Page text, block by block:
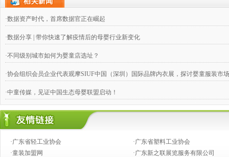
·数据资产时代，首席数据官正在崛起
·数据分享 | 带你快速了解疫情后的母婴行业新变化
·不同级别城市如何为婴童店选址？
·协会组织会员企业代表观摩SIUF中国（深圳）国际品牌内衣展，探讨婴童服装市
·中童传媒，见证中国生态母婴联盟启动！
·奶粉钱不好赚，跨国合伙兴起
·婴童店销售，如何攻下九类难缠的客户？
·广东省轻工业协会
·广东省塑料工业协会
·童装加盟网
·广东新之联展览服务有限公司